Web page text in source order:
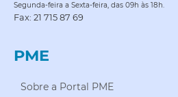
Segunda-feira a Sexta-feira, das 09h às 18h.
Fax: 21 715 87 69
PME
Sobre a Portal PME